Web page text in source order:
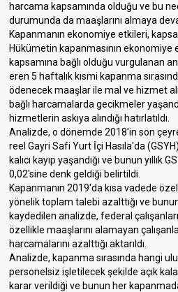
harcama kapsamında olduğu ve bu
durumunda da maaşlarını almaya
Kapanmanın ekonomiye etkileri,
Hükümetin kapanmasının ekonomiye
kapsamına bağlı olduğu vurgulanan
eren 5 haftalık kısmi kapanma
ödenecek maaşlar ile mal ve hizmet
bağlı harcamalarda gecikmeler
hizmetlerin askıya alındığı hatırlatıldı.
Analizde, o dönemde 2018'in son
reel Gayri Safi Yurt İçi Hasıla'da
kalıcı kayıp yaşandığı ve bunun yıllık
0,02'sine denk geldiği belirtildi.
Kapanmanın 2019'da kısa vadede
yönelik toplam talebi azalttığı ve
kaydedilen analizde, federal
özellikle maaşlarını alamayan
harcamalarını azalttığı aktarıldı.
Analizde, kapanma sırasında hangi
personelsiz işletilecek şekilde açık
karar verildiği ve bunun her